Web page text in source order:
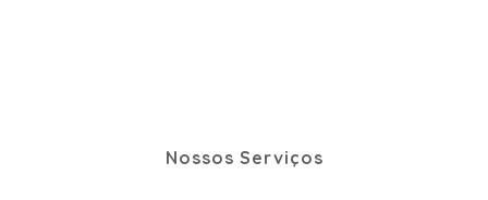
Nossos Serviços